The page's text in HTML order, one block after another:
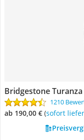
Bridgestone Turanza
1210
ab 190,00 € ( Sofort